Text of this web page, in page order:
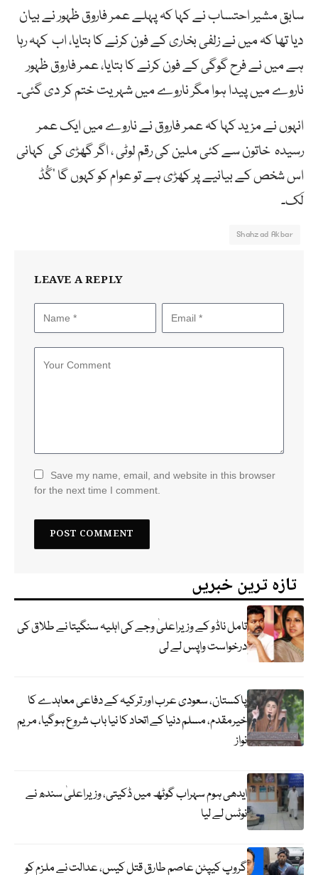
سابق مشیر احتساب نے کہا کہ پہلے عمر فاروق ظہور نے بیان
دیا تھا کہ میں نے زلفی بخاری کے فون کرنے کا بتایا، اب کہہ رہا
ہے میں نے فرح گوگی کے فون کرنے کا بتایا، عمر فاروق ظہور
ناروے میں پیدا ہوا مگر ناروے میں شہریت ختم کر دی گئی۔
انہوں نے مزید کہا کہ عمر فاروق نے ناروے میں ایک عمر
رسیدہ خاتون سے کئی ملین کی رقم لوٹی ، اگر گھڑی کی کہانی
اس شخص کے بیانیے پر کھڑی ہے تو عوام کو کہوں گا ’گُڈ
لَک۔
Shahzad Akbar
LEAVE A REPLY
Save my name, email, and website in this browser
for the next time I comment.
تازہ ترین خبریں
تامل ناڈو کے وزیراعلیٰ وجے کی اہلیہ سنگیتا نے طلاق کی
درخواست واپس لے لی
پاکستان، سعودی عرب اور ترکیہ کے دفاعی معاہدے کا
خیرمقدم، مسلم دنیا کے اتحاد کا نیا باب شروع ہوگیا، مریم
نواز
ایدھی ہوم سہراب گوٹھ میں ڈکیتی، وزیراعلیٰ سندھ نے
نوٹس لے لیا
گروپ کیپٹن عاصم طارق قتل کیس، عدالت نے ملزم کو